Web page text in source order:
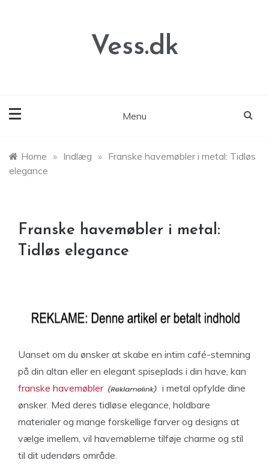
Vess.dk
Menu
Home » Indlæg » Franske havemøbler i metal: Tidløs
elegance
Franske havemøbler i metal:
Tidløs elegance
Uanset om du ønsker at skabe en intim café-stemning
på din altan eller en elegant spiseplads i din have, kan
franske havemøbler
i metal opfylde dine
ønsker. Med deres tidløse elegance, holdbare
materialer og mange forskellige farver og designs at
vælge imellem, vil havemøblerne tilføje charme og stil
til dit udendørs område.